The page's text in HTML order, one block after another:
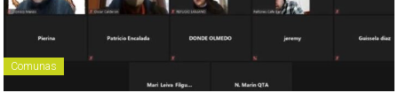
Comunas